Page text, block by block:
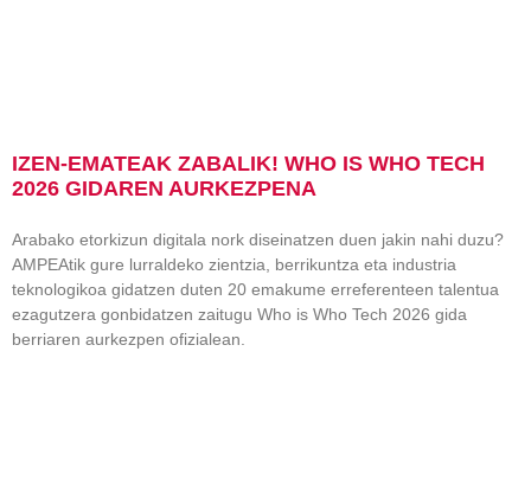
IZEN-EMATEAK ZABALIK! WHO IS WHO TECH
2026 GIDAREN AURKEZPENA
Arabako etorkizun digitala nork diseinatzen duen jakin nahi duzu?
AMPEAtik gure lurraldeko zientzia, berrikuntza eta industria
teknologikoa gidatzen duten 20 emakume erreferenteen talentua
ezagutzera gonbidatzen zaitugu Who is Who Tech 2026 gida
berriaren aurkezpen ofizialean.